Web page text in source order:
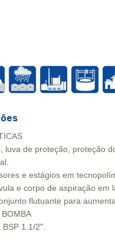
luva de proteção, proteção
e estágios em
e corpo de aspiração em
flutuante para
1.1/2".